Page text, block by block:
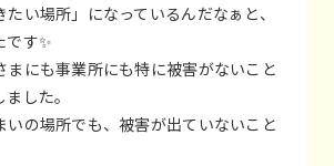
い場所」になっているんだなぁと、
です✨
まにも事業所にも特に被害がないこと
した。
いの場所でも、被害が出ていないこと